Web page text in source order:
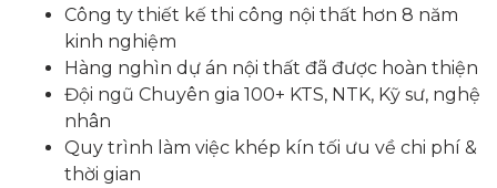
Công ty thiết kế thi công nội thất hơn 8 năm
kinh nghiệm
Hàng nghìn dự án nội thất đã được hoàn thiện
Đội ngũ Chuyên gia 100+ KTS, NTK, Kỹ sư, nghệ
nhân
Quy trình làm việc khép kín tối ưu về chi phí &
thời gian